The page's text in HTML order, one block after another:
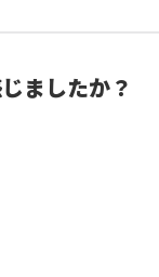
じましたか？